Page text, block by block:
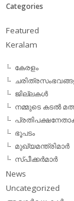
Categories
Featured
Keralam
കേരളം
ജില്ലകള്‍
നമ്മുടെ കടല്‍
ഭൂപടം
മുഖ്യമന്ത്രിമാര്‍
സ്പീക്കര്‍മാര്‍
News
Uncategorized